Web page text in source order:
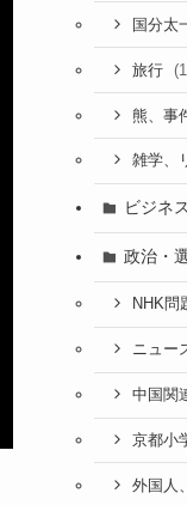
国分太
旅行
熊、事
雑学、
ビジネ
政治・
NHK問
ニュー
中国関
京都小
外国人